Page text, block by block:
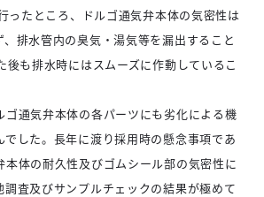
ったところ、ドルゴ通気弁本体の気密性は
排水管内の臭気・湯気等を漏出すること
後も排水時にはスムーズに作動しているこ
ゴ通気弁本体の各パーツにも劣化による機
でした。長年に渡り採用時の懸念事項であ
本体の耐久性及びゴムシール部の気密性に
調査及びサンプルチェックの結果が極めて